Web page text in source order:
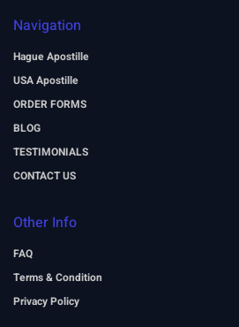
Navigation
Hague Apostille
USA Apostille
ORDER FORMS
BLOG
TESTIMONIALS
CONTACT US
Other Info
FAQ
Terms & Condition
Privacy Policy